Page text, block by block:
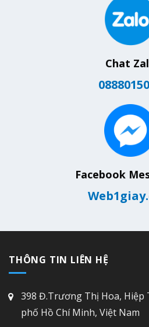
Chat
Facebook
THÔNG TIN LIÊN HỆ
398 Đ.Trương Thị Hoa, Hiệp
phố Hồ Chí Minh, Việt Nam